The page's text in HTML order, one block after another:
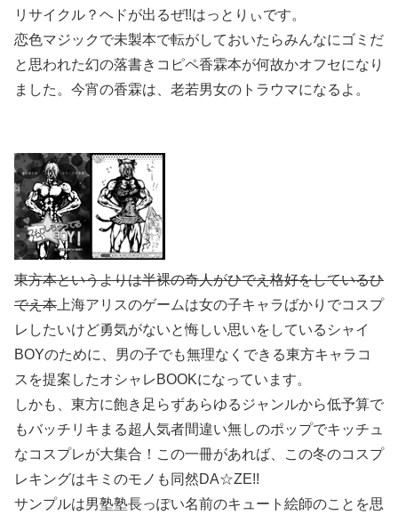
リサイクル？ヘドが出るぜ!!はっとりぃです。
恋色マジックで未製本で転がしておいたらみんなにゴミだ
と思われた幻の落書きコピペ香霖本が何故かオフセになり
ました。今宵の香霖は、老若男女のトラウマになるよ。
東方本というよりは半裸の奇人がひでえ格好をしているひ
でえ本 上海アリスのゲームは女の子キャラばかりでコスプ
レしたいけど勇気がないと悔しい思いをしているシャイ
BOYのために、男の子でも無理なくできる東方キャラコ
スを提案したオシャレBOOKになっています。
しかも、東方に飽き足らずあらゆるジャンルから低予算で
もバッチリキまる超人気者間違い無しのポップでキッチュ
なコスプレが大集合！この一冊があれば、この冬のコスプ
レキングはキミのモノも同然DA☆ZE!!
サンプルは男塾塾長っぽい名前のキュート絵師のことを思